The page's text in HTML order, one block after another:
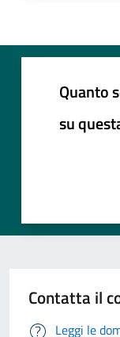
Quanto
su
Contatta il
Leggi le